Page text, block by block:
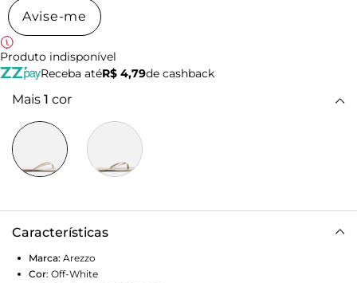
Avise-me
Produto indisponível
Receba atéR$ 4,79de cashback
Mais 1 cor
Características
Marca: Arezzo
Cor: Off-White